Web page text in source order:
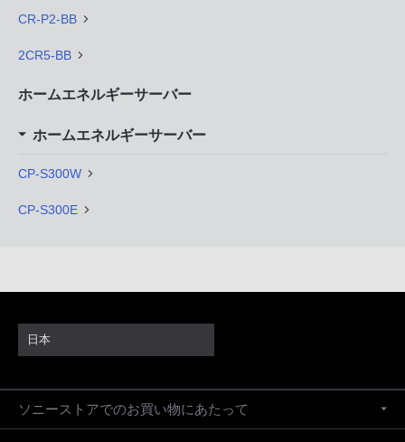
CR-P2-BB
2CR5-BB
ホームエネルギーサーバー
ホームエネルギーサーバー
CP-S300W
CP-S300E
日本
ソニーストアでのお買い物にあたって